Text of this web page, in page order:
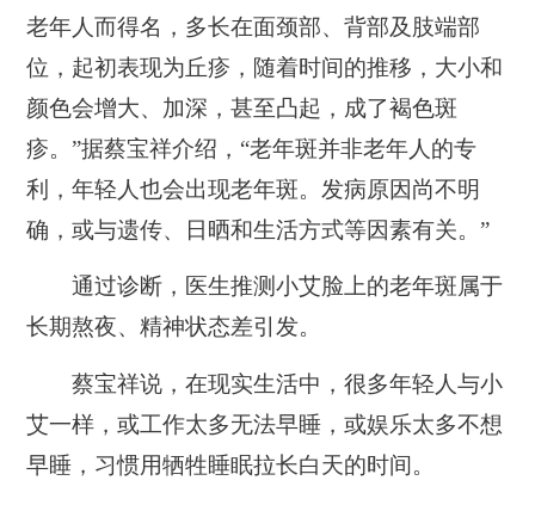
老年人而得名，多长在面颈部、背部及肢端部
位，起初表现为丘疹，随着时间的推移，大小和
颜色会增大、加深，甚至凸起，成了褐色斑
疹。”据蔡宝祥介绍， “老年斑并非老年人的专
利，年轻人也会出现老年斑。发病原因尚不明
确，或与遗传、日晒和生活方式等因素有关。”
通过诊断， 医生推测小艾脸上的老年斑属于
长期熬夜、精神状态差引发。
蔡宝祥说，在现实生活中，很多年轻人与小
艾一样，或工作太多无法早睡，或娱乐太多不想
早睡，习惯用牺牲睡眠拉长白天的时间。